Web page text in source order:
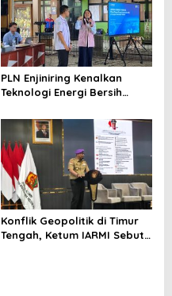
PLN Enjiniring Kenalkan
Teknologi Energi Bersih
Konflik Geopolitik di Timur
Tengah, Ketum IARMI Sebut